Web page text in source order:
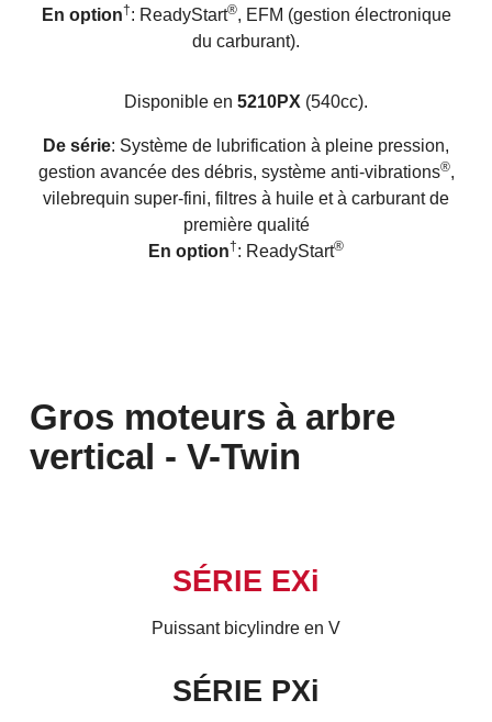
En option†: ReadyStart®, EFM (gestion électronique
du carburant).
Disponible en 5210PX (540cc).
De série: Système de lubrification à pleine pression,
gestion avancée des débris, système anti-vibrations®,
vilebrequin super-fini, filtres à huile et à carburant de
première qualité
En option†: ReadyStart®
Gros moteurs à arbre
vertical - V-Twin
SÉRIE EXi
Puissant bicylindre en V
SÉRIE PXi